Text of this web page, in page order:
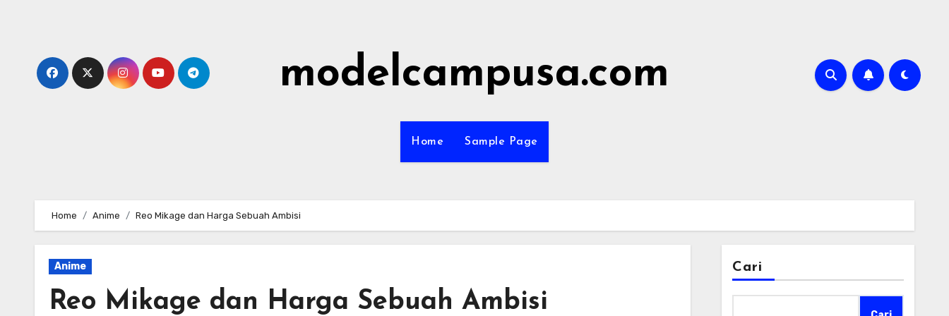
modelcampusa.com
Home Sample Page
Home Anime Reo Mikage dan Harga Sebuah Ambisi
Anime
Reo Mikage dan Harga Sebuah Ambisi
Cari